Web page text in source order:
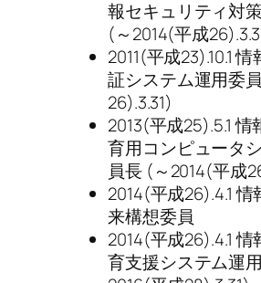
報セキュリティ対
(～2014(平成
2011(平成23).10.1
証システム運用委
26).3.31)
2013(平成25).5.1
育用コンピュータ
員長 (～2014(平成
2014(平成26).4.1
来構想委員
2014(平成26).4.1
育支援システム運